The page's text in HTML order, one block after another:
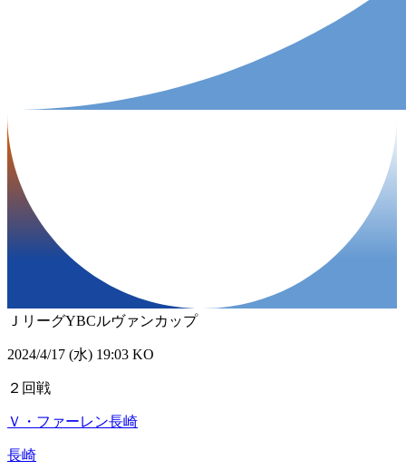
ＪリーグYBCルヴァンカップ
2024/4/17 (水) 19:03 KO
２回戦
Ｖ・ファーレン長崎
長崎